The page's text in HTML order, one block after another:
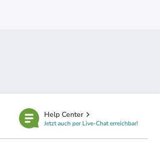
Help Center
Jetzt auch per Live-Chat erreichbar!